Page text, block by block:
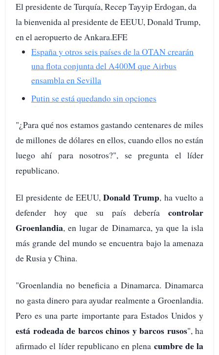
El presidente de Turquía, Recep Tayyip Erdogan, da
la bienvenida al presidente de EEUU, Donald Trump,
en el aeropuerto de Ankara.EFE
España y otros seis países de la OTAN crearán
una flota conjunta del A400M que Airbus
ensambla en Sevilla
Putin se está quedando sin opciones
"¿Para qué nos estamos gastando centenares de miles
de millones de dólares en ellos, cuando ellos no están
luego ahí para nosotros?", se pregunta el líder
republicano.
El presidente de EEUU, Donald Trump, ha vuelto a
defender hoy que su país debería controlar
Groenlandia, en lugar de Dinamarca, ya que la isla
más grande del mundo se encuentra bajo la amenaza
de Rusia y China.
"Groenlandia no beneficia a Dinamarca. Dinamarca
no gasta dinero para ayudar realmente a Groenlandia.
Pero es una parte importante para Estados Unidos y
está rodeada de barcos chinos y barcos rusos", ha
afirmado el líder republicano en plena cumbre de la